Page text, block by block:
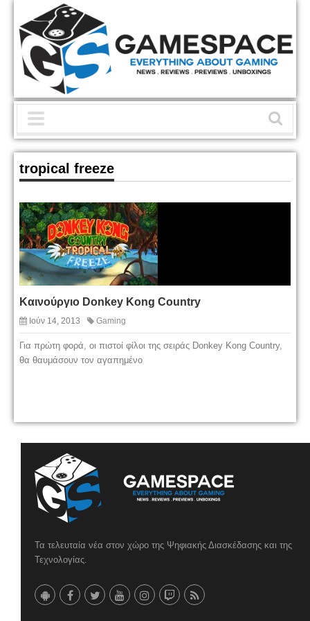
tropical freeze
Καινούργιο Donkey Kong Country
Ιούν 14, 2013 Gaming
Για πρώτη φορά, οι πιστοί φίλοι της σειράς Donkey Kong Country,
θα θαυμάσουν τον αγαπημένο
Τα τελευταία νέα στον χώρο της Ψηφιακής Διασκέδασης και της
Τεχνολογίας.